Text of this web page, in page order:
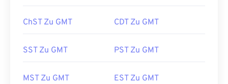
ChST Zu GMT CDT Zu GMT
SST Zu GMT PST Zu GMT
MST Zu GMT EST Zu GMT